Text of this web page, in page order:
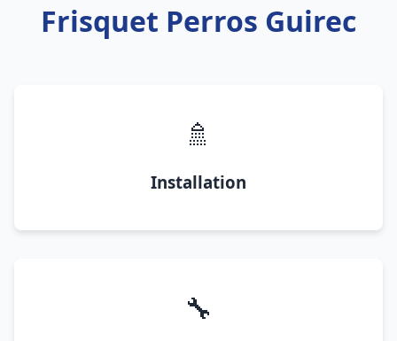
Frisquet Perros Guirec
🚿
Installation
🔧